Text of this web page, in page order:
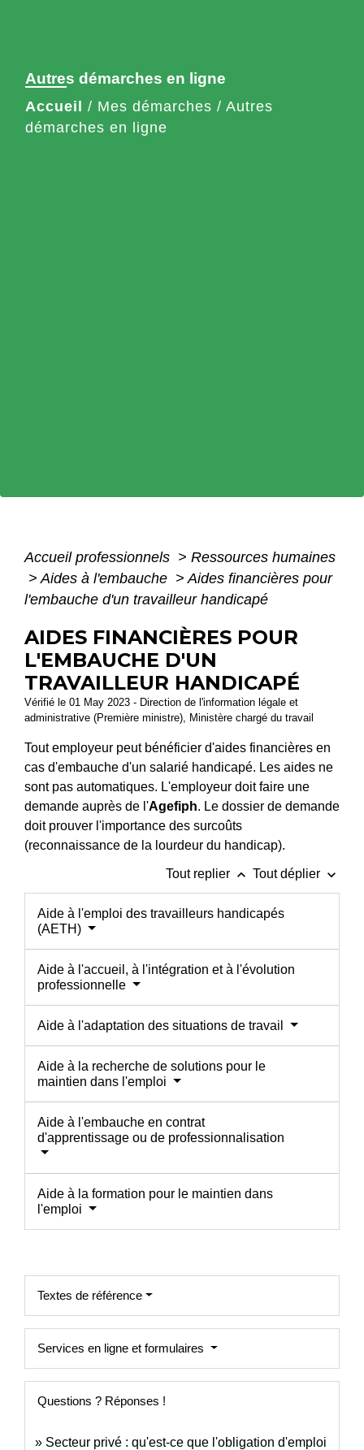
Autres démarches en ligne
Accueil / Mes démarches / Autres
démarches en ligne
Accueil professionnels > Ressources humaines
> Aides à l'embauche > Aides financières pour
l'embauche d'un travailleur handicapé
AIDES FINANCIÈRES POUR
L'EMBAUCHE D'UN
TRAVAILLEUR HANDICAPÉ
Vérifié le 01 May 2023 - Direction de l'information légale et
administrative (Première ministre), Ministère chargé du travail
Tout employeur peut bénéficier d'aides financières en
cas d'embauche d'un salarié handicapé. Les aides ne
sont pas automatiques. L'employeur doit faire une
demande auprès de l'Agefiph. Le dossier de demande
doit prouver l'importance des surcoûts
(reconnaissance de la lourdeur du handicap).
Tout replier keyboard_arrow_up Tout déplier keyboard_arrow_down
Aide à l'emploi des travailleurs handicapés
(AETH)
Aide à l'accueil, à l'intégration et à l'évolution
professionnelle
Aide à l'adaptation des situations de travail
Aide à la recherche de solutions pour le
maintien dans l'emploi
Aide à l'embauche en contrat
d'apprentissage ou de professionnalisation
Aide à la formation pour le maintien dans
l'emploi
Textes de référence
Services en ligne et formulaires
Questions ? Réponses !
Secteur privé : qu'est-ce que l'obligation d'emploi